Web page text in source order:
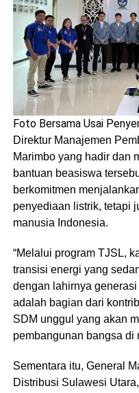
Foto Bersama Usai
Direktur Manajemen
Marimbo yang hadir dan
bantuan beasiswa
berkomitmen
penyediaan listrik, tetapi
manusia Indonesia.
“Melalui program TJSL,
transisi energi yang
dengan lahirnya
adalah bagian dari
SDM unggul yang akan
pembangunan bangsa di
Sementara itu, General
Distribusi Sulawesi